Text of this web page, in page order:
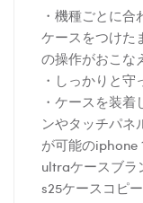
・機種ごとに合
ケースをつけた
の操作がおこな
・しっかりと
・ケースを装
ンやタッチパネ
が可能のiphone
ultraケースブラ
s25ケースコピー